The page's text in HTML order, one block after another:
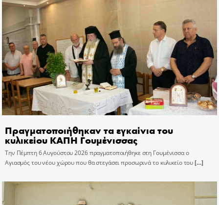
Πραγματοποιήθηκαν τα εγκαίνια του
κυλικείου ΚΑΠΗ Γουμένισσας
Την Πέμπτη 6 Αυγούστου 2026 πραγματοποιήθηκε στη Γουμένισσα ο
Αγιασμός του νέου χώρου που θα στεγάσει προσωρινά το κυλικείο του[…]